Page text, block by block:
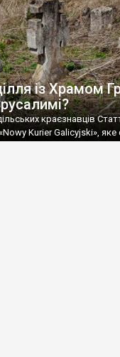
із Храмом
краєзнавців
Kurier Galicyjski», яке